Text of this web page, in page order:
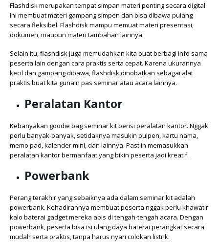
Flashdisk merupakan tempat simpan materi penting secara digital.
Ini membuat materi gampang simpen dan bisa dibawa pulang
secara fleksibel. Flashdisk mampu memuat materi presentasi,
dokumen, maupun materi tambahan lainnya.
Selain itu, flashdisk juga memudahkan kita buat berbagi info sama
peserta lain dengan cara praktis serta cepat. Karena ukurannya
kecil dan gampang dibawa, flashdisk dinobatkan sebagai alat
praktis buat kita gunain pas seminar atau acara lainnya.
Peralatan Kantor
Kebanyakan goodie bag seminar kit berisi peralatan kantor. Nggak
perlu banyak-banyak, setidaknya masukin pulpen, kartu nama,
memo pad, kalender mini, dan lainnya. Pastiin memasukkan
peralatan kantor bermanfaat yang bikin peserta jadi kreatif.
Powerbank
Perang terakhir yang sebaiknya ada dalam seminar kit adalah
powerbank. Kehadirannya membuat peserta nggak perlu khawatir
kalo baterai gadget mereka abis di tengah-tengah acara. Dengan
powerbank, peserta bisa isi ulang daya baterai perangkat secara
mudah serta praktis, tanpa harus nyari colokan listrik.